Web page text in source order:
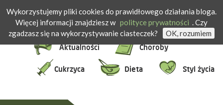
Wykorzystujemy pliki cookies do prawidłowego działania bloga.
Więcej informacji znajdziesz w polityce prywatności . Czy
zgadzasz się na wykorzystywanie ciasteczek?
OK, rozumiem
Aktualności Choroby
Cukrzyca Dieta Styl życia